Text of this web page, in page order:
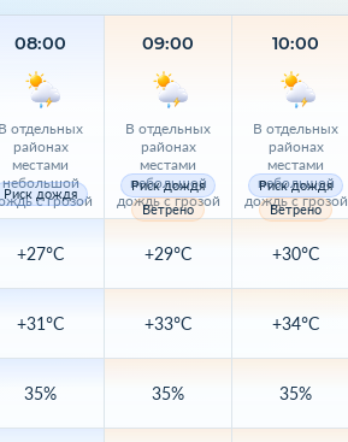
08:00
В отдельных
районах
местами
небольшой
с грозой
Риск дождя
+27°C
+31°C
35%
09:00
В отдельных
районах
местами
небольшой
дождь с грозой
Риск дождя
Ветрено
+29°C
+33°C
35%
10:00
В отдельных
районах
местами
небольшой
дождь с грозой
Риск дождя
Ветрено
+30°C
+34°C
35%